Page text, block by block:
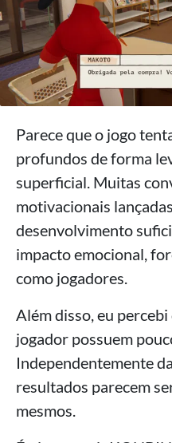
Parece que o jogo
profundos de forma
superficial. Muitas
motivacionais
desenvolvimento
impacto emocional,
como jogadores.
Além disso, eu
jogador possuem
Independentemente
resultados parecem
mesmos.